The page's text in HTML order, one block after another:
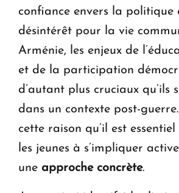
confiance envers la politique
désintérêt pour la vie
Arménie, les enjeux de
et de la participation
d’autant plus cruciaux qu’ils
dans un contexte post-
cette raison qu’il est essentiel
les jeunes à s’impliquer
une approche concrète.